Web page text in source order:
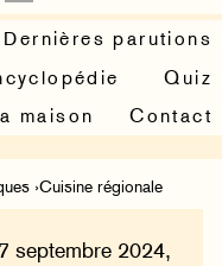
Dernières parutions
Quiz
maison Contact
›Cuisine régionale
septembre 2024,